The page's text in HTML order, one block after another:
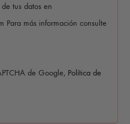
tus datos en
Para más información consulte
de Google, Política de